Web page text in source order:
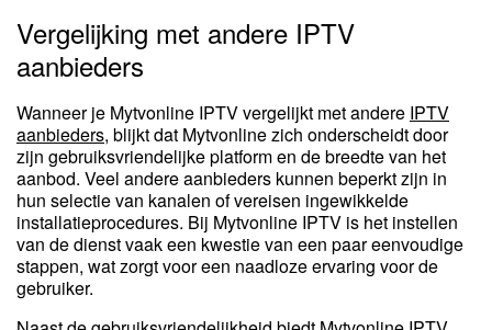
Vergelijking met andere IPTV
aanbieders
Wanneer je Mytvonline IPTV vergelijkt met andere IPTV
aanbieders, blijkt dat Mytvonline zich onderscheidt door
zijn gebruiksvriendelijke platform en de breedte van het
aanbod. Veel andere aanbieders kunnen beperkt zijn in
hun selectie van kanalen of vereisen ingewikkelde
installatieprocedures. Bij Mytvonline IPTV is het instellen
van de dienst vaak een kwestie van een paar eenvoudige
stappen, wat zorgt voor een naadloze ervaring voor de
gebruiker.